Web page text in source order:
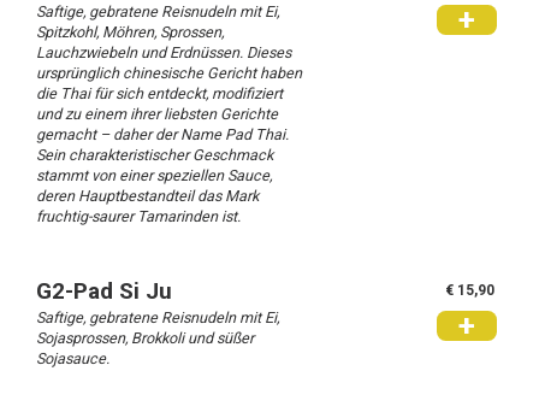
Saftige, gebratene Reisnudeln mit Ei,
Spitzkohl, Möhren, Sprossen,
Lauchzwiebeln und Erdnüssen. Dieses
ursprünglich chinesische Gericht haben
die Thai für sich entdeckt, modifiziert
und zu einem ihrer liebsten Gerichte
gemacht – daher der Name Pad Thai.
Sein charakteristischer Geschmack
stammt von einer speziellen Sauce,
deren Hauptbestandteil das Mark
fruchtig-saurer Tamarinden ist.
+
G2-Pad Si Ju
Saftige, gebratene Reisnudeln mit Ei,
Sojasprossen, Brokkoli und süßer
Sojasauce.
€ 15,90
+